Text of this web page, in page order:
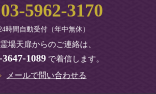
03-5962-3170
時間自動受付（年中無休）
場天扉からのご連絡は、
3647-1089 で着信します。
メールで問い合わせる